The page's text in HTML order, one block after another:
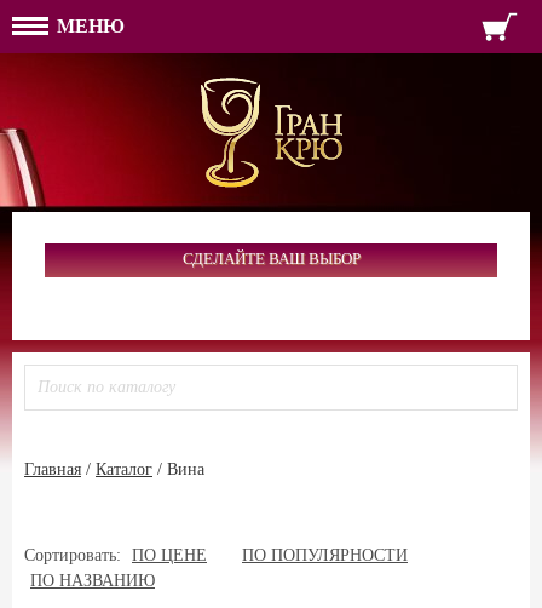
МЕНЮ
ПАРОЛЬ
ВОЙТИ
ФОРМА ОБРАТНОЙ
ТЕЛЕФОН:
ИМЯ
ПАРОЛЬ
РЕГИСТРАЦИЯ
СДЕЛАЙТЕ ВАШ ВЫБОР
Главная / Каталог / Вина
Сортировать: ПО ЦЕНЕ
ПО ПОПУЛЯРНОСТИ
ПО НАЗВАНИЮ